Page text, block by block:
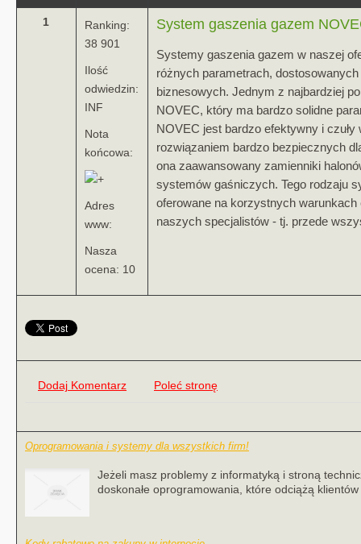
1
Ranking:
38 901
Ilość
odwiedzin:
INF
Nota
końcowa:
Adres
www:
Nasza
ocena: 10
System gaszenia gazem
Systemy gaszenia gazem w naszej
różnych parametrach,
biznesowych. Jednym z najbardziej
NOVEC, który ma bardzo solidne
NOVEC jest bardzo efektywny i czuły
rozwiązaniem bardzo bezpiecznych
ona zaawansowany zamienniki
systemów gaśniczych. Tego rodzaju
oferowane na korzystnych warunkach
naszych specjalistów - tj. przede
Dodaj Komentarz Poleć stronę
Oprogramowania i systemy dla wszystkich firm!
Jeżeli masz problemy z informatyką i stroną
doskonałe oprogramowania, które odciążą